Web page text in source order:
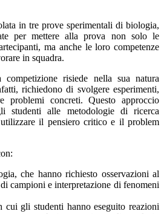
in tre prove sperimentali di biologia,
per mettere alla prova non solo le
ma anche le loro competenze
in squadra.
risiede nella sua natura
richiedono di svolgere esperimenti,
problemi concreti. Questo approccio
studenti alle metodologie di ricerca
il pensiero critico e il problem
, che hanno richiesto osservazioni al
campioni e interpretazione di fenomeni
cui gli studenti hanno eseguito reazioni